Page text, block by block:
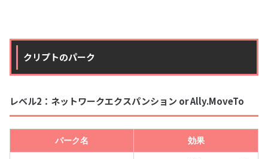
クリプトのパーク
レベル2：ネットワークエクスパンション or Ally.MoveTo
パーク名 効果